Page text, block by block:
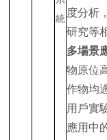
度分析
研究等
多場景
物原位
作物均
用戶實
應用中